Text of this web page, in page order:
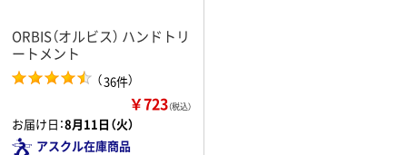
ORBIS（オルビス） ハンドトリ
ートメント
（36件）
￥723（税込）
お届け日：8月11日（火）
アスクル在庫商品